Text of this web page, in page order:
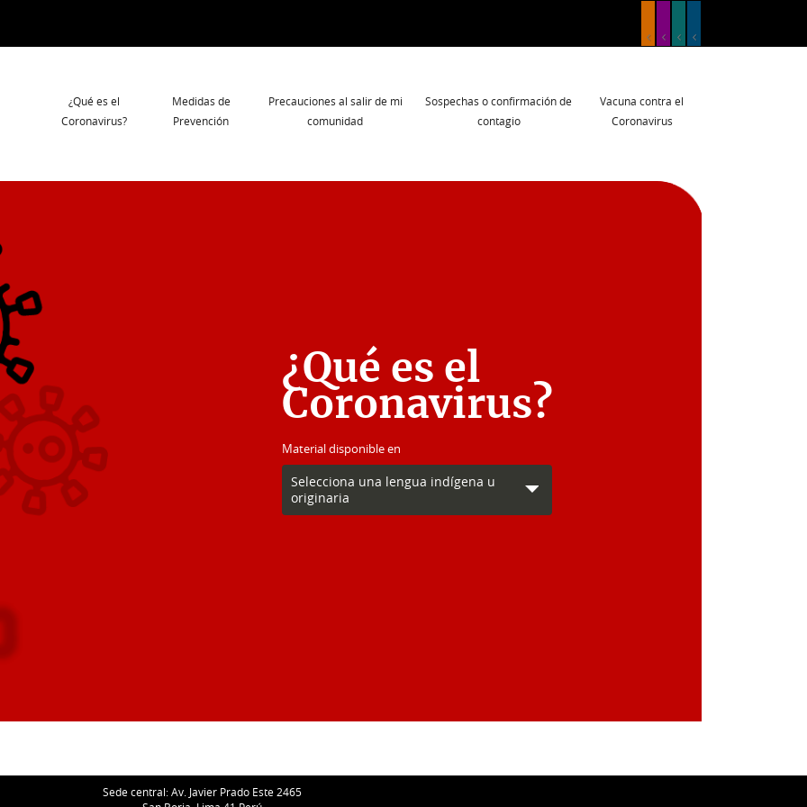
Navegación
principal
¿Qué es el
Coronavirus?
Medidas de
Prevención
Precauciones al salir de mi
comunidad
Sospechas o confirmación de
contagio
Vacuna contra el
Coronavirus
¿Qué es el
Coronavirus?
Material disponible en
Selecciona una lengua indígena u
originaria
Sede central: Av. Javier Prado Este 2465